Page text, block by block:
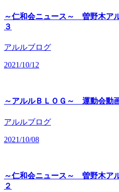
～仁和会ニュース～ 曽野木ア
３
アルルブログ
2021/10/12
～アルルＢＬＯＧ～ 運動会動
アルルブログ
2021/10/08
～仁和会ニュース～ 曽野木ア
２